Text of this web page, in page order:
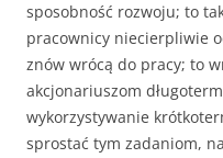
sposobność rozwoju; to
pracownicy niecierpliwie
znów wrócą do pracy; to
akcjonariuszom
wykorzystywanie
sprostać tym zadaniom,